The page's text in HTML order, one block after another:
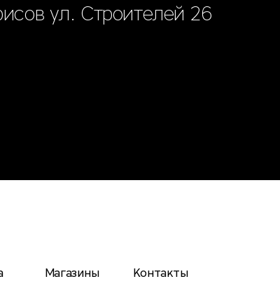
ул. Строителей 26
Магазины Контакты